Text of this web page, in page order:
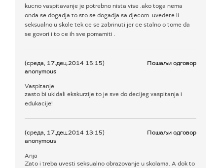
kucno vaspitavanje je potrebno nista vise .ako toga nema
onda se dogadja to sto se dogadja sa djecom. uvedete li
seksualno u skole tek ce se zabrinuti jer ce stalno o tome da
se govori i to ce ih sve pomamiti .
(среда, 17.дец.2014 15:15)
anonymous
Пошаљи одговор
Vaspitanje
zasto bi ukidali ekskurzije to je sve do decijeg vaspitanja i
edukacije!
(среда, 17.дец.2014 13:15)
anonymous
Пошаљи одговор
Anja
Zato i treba uvesti seksualno obrazovanje u skolama. A dok to